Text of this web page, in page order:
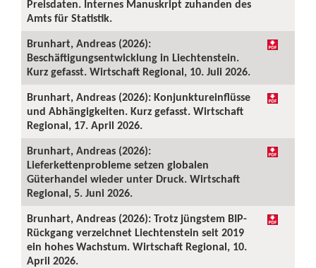
Preisdaten. Internes Manuskript zuhanden des
Amts für Statistik.
Brunhart, Andreas (2026):
Beschäftigungsentwicklung in Liechtenstein.
Kurz gefasst. Wirtschaft Regional, 10. Juli 2026.
Brunhart, Andreas (2026): Konjunktureinflüsse
und Abhängigkeiten. Kurz gefasst. Wirtschaft
Regional, 17. April 2026.
Brunhart, Andreas (2026):
Lieferkettenprobleme setzen globalen
Güterhandel wieder unter Druck. Wirtschaft
Regional, 5. Juni 2026.
Brunhart, Andreas (2026): Trotz jüngstem BIP-
Rückgang verzeichnet Liechtenstein seit 2019
ein hohes Wachstum. Wirtschaft Regional, 10.
April 2026.